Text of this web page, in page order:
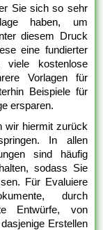
Sie sich so sehr
haben, um
diesem Druck
eine fundierter
viele kostenlose
Vorlagen für
Beispiele für
ersparen.
wir hiermit zurück
In allen
sind häufig
sodass Sie
Für Evaluiere
durch
Entwürfe, von
Erstellen